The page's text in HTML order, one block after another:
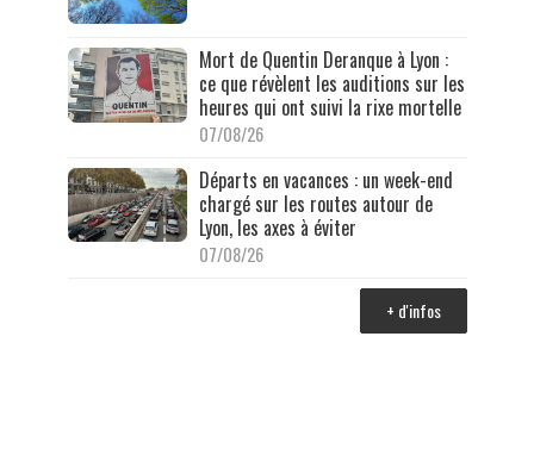
Mort de Quentin Deranque à Lyon :
ce que révèlent les auditions sur les
heures qui ont suivi la rixe mortelle
07/08/26
Départs en vacances : un week-end
chargé sur les routes autour de
Lyon, les axes à éviter
07/08/26
+ d'infos